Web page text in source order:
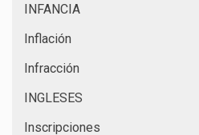
INFANCIA
Inflación
Infracción
INGLESES
Inscripciones